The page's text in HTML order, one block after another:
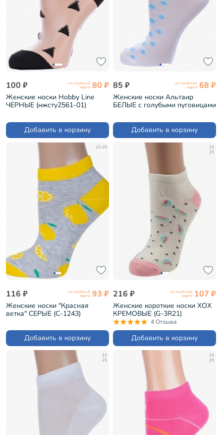
100 ₽ по клубной
карте 80 ₽
Женские носки Hobby Line
ЧЕРНЫЕ (нжсту2561-01)
Добавить в корзину
85 ₽ по клубной
карте 68 ₽
Женские носки Альтаир
БЕЛЫЕ с голубыми пуговицами
Добавить в корзину
23-25
116 ₽ по клубной
карте 93 ₽
Женские носки "Красная
ветка" СЕРЫЕ (С-1243)
Добавить в корзину
23
25
216 ₽ по клубной
карте 107 ₽
Женские короткие носки ХОХ
КРЕМОВЫЕ (G-3R21)
4 Отзыва
Добавить в корзину
23
25
23
25